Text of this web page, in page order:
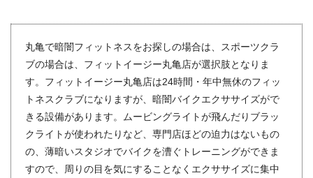
丸亀で暗闇フィットネスをお探しの場合は、スポーツクラ
ブの場合は、フィットイージー丸亀店が選択肢となりま
す。フィットイージー丸亀店は24時間・年中無休のフィッ
トネスクラブになりますが、暗闇バイクエクササイズがで
きる設備があります。ムービングライトが飛んだりブラッ
クライトが使われたりなど、専門店ほどの迫力はないもの
の、薄暗いスタジオでバイクを漕ぐトレーニングができま
すので、周りの目を気にすることなくエクササイズに集中